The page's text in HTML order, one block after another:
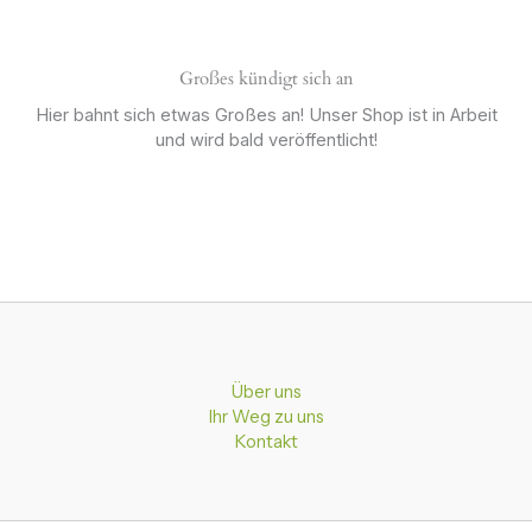
Großes kündigt sich an
Hier bahnt sich etwas Großes an! Unser Shop ist in Arbeit
und wird bald veröffentlicht!
Über uns
Ihr Weg zu uns
Kontakt